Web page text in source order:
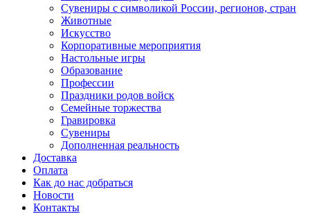
Сувениры с символикой России, регионов, стран
Животные
Искусство
Корпоративные мероприятия
Настольные игры
Образование
Профессии
Праздники родов войск
Семейные торжества
Гравировка
Сувениры
Дополненная реальность
Доставка
Оплата
Как до нас добраться
Новости
Контакты